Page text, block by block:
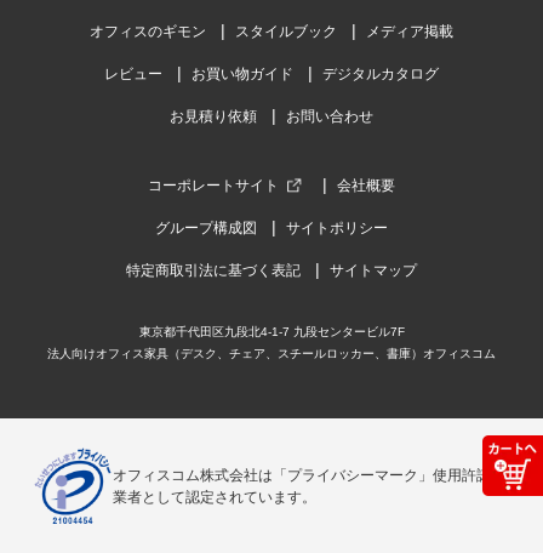
オフィスのギモン スタイルブック メディア掲載
レビュー お買い物ガイド デジタルカタログ
お見積り依頼 お問い合わせ
コーポレートサイト 会社概要
グループ構成図 サイトポリシー
特定商取引法に基づく表記 サイトマップ
東京都千代田区九段北4-1-7 九段センタービル7F
法人向けオフィス家具（デスク、チェア、スチールロッカー、書庫）オフィスコム
オフィスコム株式会社は「プライバシーマーク」使用許諾事
業者として認定されています。